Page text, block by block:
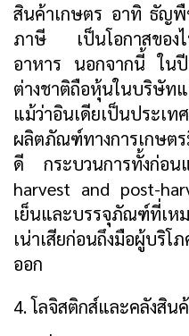
สินค้าเกษตร อาทิ ธัญพื
ภาษี เป็นโอกาสของไ
อาหาร นอกจากนี้ ใน
ต่างชาติถือหุ้นในบริษัท
แม้ว่าอินเดียเป็นประเ
ผลิตภัณฑ์ทางการเกษต
ดี กระบวนการทั้งก่อน
harvest and post-
เย็นและบรรจุภัณฑ์ที่เ
เน่าเสียก่อนถึงมือผู้บริ
ออก
4. โลจิสติกส์และคลังสิน